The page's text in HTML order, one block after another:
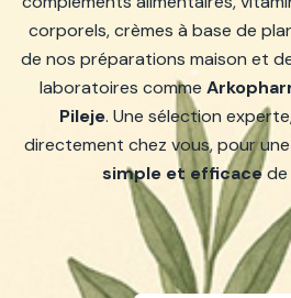
corporels, crèmes à base de
de nos préparations maison et
laboratoires comme
Pileje. Une sélection
directement chez vous, pour une
simple et efficacede